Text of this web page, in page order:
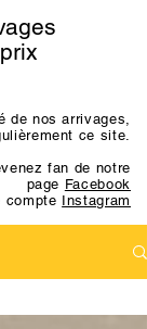
de nos arrivages,
ce site.
fan de notre
page Facebook
compte Instagram